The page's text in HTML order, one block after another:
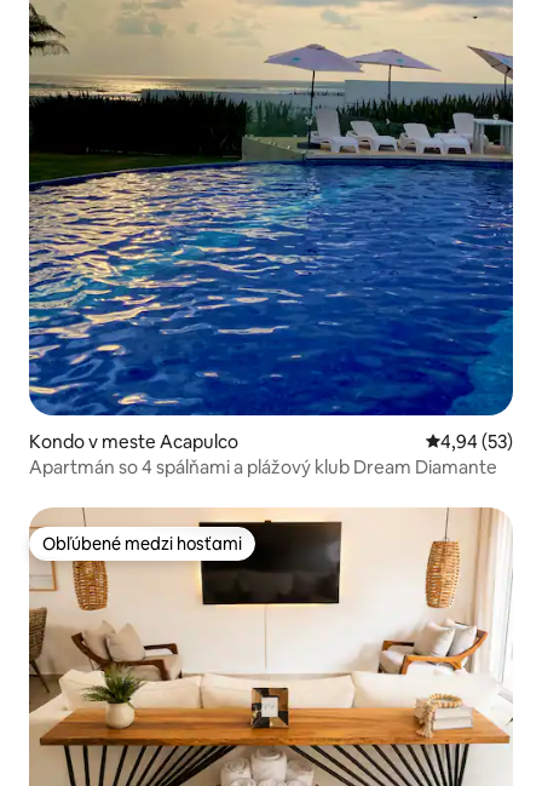
Kondo v meste Acapulco Priemerné
4,94 (53)
Apartmán so 4 spálňami a plážový klub Dream Diamante
Obľúbené medzi hosťami
Obľúbené medzi hosťami